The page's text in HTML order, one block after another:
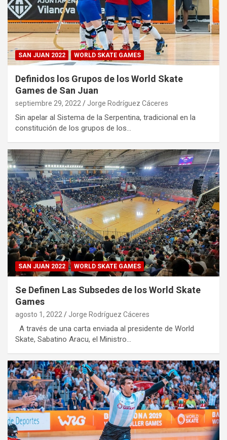
SAN JUAN 2022 WORLD SKATE GAMES
Definidos los Grupos de los World Skate
Games de San Juan
septiembre 29, 2022 Jorge Rodríguez Cáceres
Sin apelar al Sistema de la Serpentina, tradicional en la
constitución de los grupos de los…
SAN JUAN 2022 WORLD SKATE GAMES
Se Definen Las Subsedes de los World Skate
Games
agosto 1, 2022 Jorge Rodríguez Cáceres
A través de una carta enviada al presidente de World
Skate, Sabatino Aracu, el Ministro…